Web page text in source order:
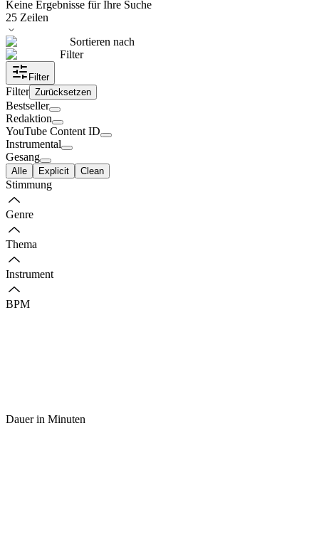
Keine Ergebnisse für Ihre Suche
25 Zeilen
Sortieren nach
Filter
Filter
Filter Zurücksetzen
Bestseller
Redaktion
YouTube Content ID
Instrumental
Gesang
Alle Explicit Clean
Stimmung
Genre
Thema
Instrument
BPM
Dauer in Minuten